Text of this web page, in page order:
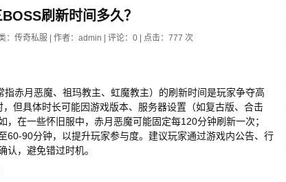
刷新时间多久？
：传奇私服 | 作者：admin | 评论：0 | 点击： 777 次
赤月恶魔、祖玛教主、虹魔教主）的刷新时间是玩家争夺高
但具体时长可能因游戏版本、服务器设置（如复古版、合击
在一些怀旧服中，赤月恶魔可能固定每120分钟刷新一次；
60-90分钟，以提升玩家参与度。建议玩家通过游戏内公告、行
认，避免错过时机。